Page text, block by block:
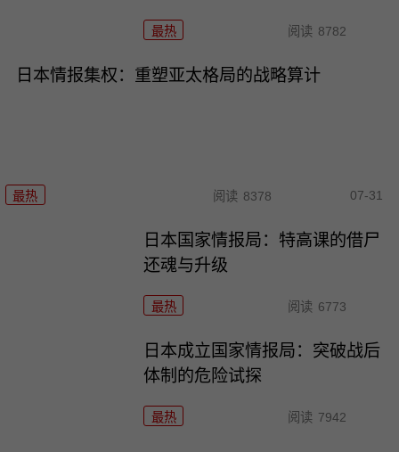
最热 阅读 8782
日本情报集权：重塑亚太格局的战略算计
最热 阅读 8378 07-31
日本国家情报局：特高课的借尸
还魂与升级
最热 阅读 6773
日本成立国家情报局：突破战后
体制的危险试探
最热 阅读 7942